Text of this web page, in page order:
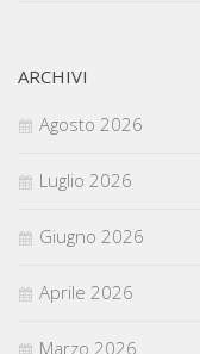
ARCHIVI
Agosto 2026
Luglio 2026
Giugno 2026
Aprile 2026
Marzo 2026